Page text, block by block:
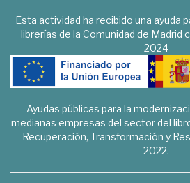
Esta actividad ha recibido una ayuda
librerías de la Comunidad de Madrid
2024
Ayudas públicas para la
medianas empresas del sector del
Recuperación, Transformación y
2022.